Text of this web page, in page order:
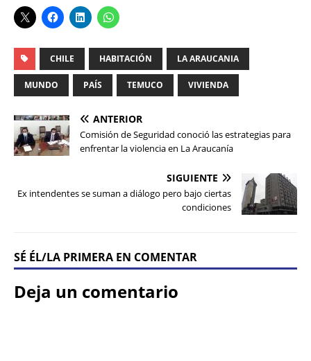
CHILE HABITACIÓN LA ARAUCANIA
MUNDO PAÍS TEMUCO VIVIENDA
ANTERIOR
Comisión de Seguridad conoció las estrategias para
enfrentar la violencia en La Araucanía
SIGUIENTE
Ex intendentes se suman a diálogo pero bajo ciertas
condiciones
SÉ ÉL/LA PRIMERA EN COMENTAR
Deja un comentario